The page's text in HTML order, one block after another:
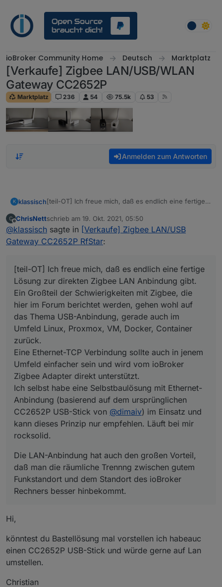
ioBroker Community Home Deutsch Marktplatz
[Verkaufe] Zigbee LAN/USB/WLAN
Gateway CC2652P
Marktplatz 236 54 75.5k 53
Anmelden zum Antworten
K klassisch[teil-OT] Ich freue mich, daß es endlich eine fertige
Ein Großteil der Schwierigkeiten mit Zigbee, die hier
im Forum berichtet werden, gehen wohl auf das
Thema USB-Anbindung, gerade auch im Umfeld
Umfeld einfacher sein und wird vom ioBroker Zigbee
Adapter direkt unterstützt.
Ich selbst habe eine Selbstbaulösung mit Ethernet-
Anbindung (basierend auf dem ursprünglichen
CC2652P USB-Stick von@dimaiv) im Einsatz und
kann dieses Prinzip nur empfehlen. Läuft bei mir
rocksolid.
Die LAN-Anbindung hat auch den großen Vorteil, daß
man die räumliche Trennng zwischen gutem
Funkstandort und dem Standort des ioBroker
Offline
ChrisNettschrieb am 19. Okt. 2021, 05:50
zuletzt editiert von
@klassisch sagte in [Verkaufe] Zigbee LAN/USB
Gateway CC2652P RfStar:
[teil-OT] Ich freue mich, daß es endlich eine fertige
Lösung zur direkten Zigbee LAN Anbindung gibt.
Ein Großteil der Schwierigkeiten mit Zigbee, die
hier im Forum berichtet werden, gehen wohl auf
das Thema USB-Anbindung, gerade auch im
Umfeld Linux, Proxmox, VM, Docker, Container
zurück.
Eine Ethernet-TCP Verbindung sollte auch in jenem
Umfeld einfacher sein und wird vom ioBroker
Zigbee Adapter direkt unterstützt.
Ich selbst habe eine Selbstbaulösung mit Ethernet-
Anbindung (basierend auf dem ursprünglichen
CC2652P USB-Stick von @dimaiv) im Einsatz und
kann dieses Prinzip nur empfehlen. Läuft bei mir
rocksolid.
Die LAN-Anbindung hat auch den großen Vorteil,
daß man die räumliche Trennng zwischen gutem
Funkstandort und dem Standort des ioBroker
Rechners besser hinbekommt.
Hi,
könntest du Bastellösung mal vorstellen ich habeauc
einen CC2652P USB-Stick und würde gerne auf Lan
umstellen.
Christian